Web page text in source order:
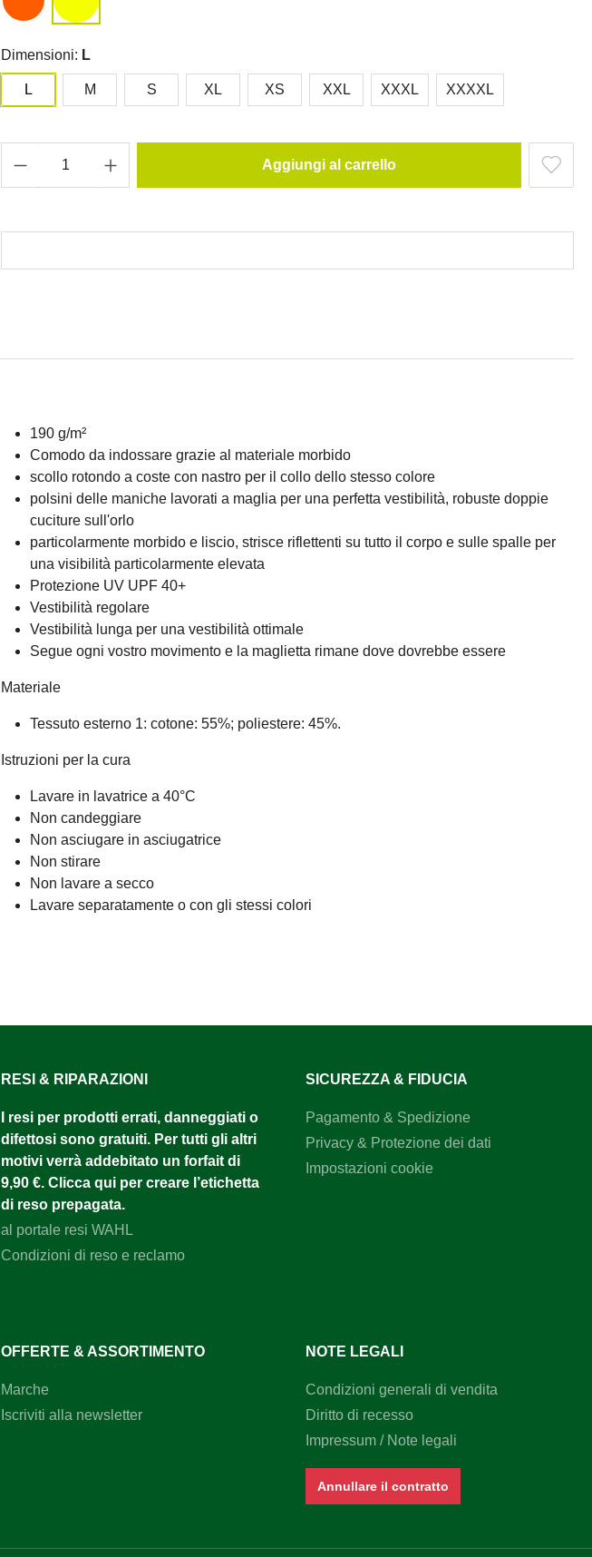
Dimensioni: L
L M S XL XS XXL XXXL XXXXL
Aggiungi al carrello
190 g/m²
Comodo da indossare grazie al materiale morbido
scollo rotondo a coste con nastro per il collo dello stesso colore
polsini delle maniche lavorati a maglia per una perfetta vestibilità, robuste doppie
cuciture sull'orlo
particolarmente morbido e liscio, strisce riflettenti su tutto il corpo e sulle spalle per
una visibilità particolarmente elevata
Protezione UV UPF 40+
Vestibilità regolare
Vestibilità lunga per una vestibilità ottimale
Segue ogni vostro movimento e la maglietta rimane dove dovrebbe essere
Materiale
Tessuto esterno 1: cotone: 55%; poliestere: 45%.
Istruzioni per la cura
Lavare in lavatrice a 40°C
Non candeggiare
Non asciugare in asciugatrice
Non stirare
Non lavare a secco
Lavare separatamente o con gli stessi colori
RESI & RIPARAZIONI
I resi per prodotti errati, danneggiati o
difettosi sono gratuiti. Per tutti gli altri
motivi verrà addebitato un forfait di
9,90 €. Clicca qui per creare l’etichetta
di reso prepagata.
al portale resi WAHL
Condizioni di reso e reclamo
SICUREZZA & FIDUCIA
Pagamento & Spedizione
Privacy & Protezione dei dati
Impostazioni cookie
OFFERTE & ASSORTIMENTO
Marche
Iscriviti alla newsletter
NOTE LEGALI
Condizioni generali di vendita
Diritto di recesso
Impressum / Note legali
Annullare il contratto